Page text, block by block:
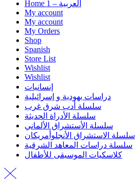
Home 1 – العربية
My account
My account
My Orders
Shop
Spanish
Store List
Wishlist
Wishlist
إنسانيات
دراسات يهودية و إسرائيلية
سلسلة أدب شرق غرب
سلسلة الأدراة الحديثة
سلسلة الأستشراق الألماني
سلسلة الاستشراق الأنجلوأمريكان
سلسلة دراسات المعاهد الشرقية
كلاسكيات الموسيقى للأطفال